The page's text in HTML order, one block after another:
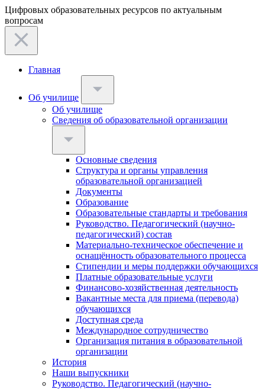
Цифровых образовательных ресурсов по актуальным
вопросам
Главная
Об училище
Об училище
Сведения об образовательной организации
Основные сведения
Структура и органы управления
образовательной организацией
Документы
Образование
Образовательные стандарты и требования
Руководство. Педагогический (научно-
педагогический) состав
Материально-техническое обеспечение и
оснащённость образовательного процесса
Стипендии и меры поддержки обучающихся
Платные образовательные услуги
Финансово-хозяйственная деятельность
Вакантные места для приема (перевода)
обучающихся
Доступная среда
Международное сотрудничество
Организация питания в образовательной
организации
История
Наши выпускники
Руководство. Педагогический (научно-